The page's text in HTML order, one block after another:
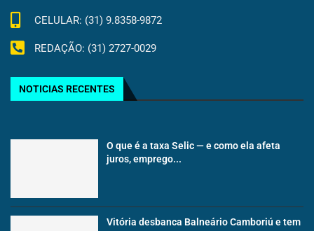
CELULAR: (31) 9.8358-9872
REDAÇÃO: (31) 2727-0029
NOTICIAS RECENTES
O que é a taxa Selic — e como ela afeta
juros, emprego...
Vitória desbanca Balneário Camboriú e tem